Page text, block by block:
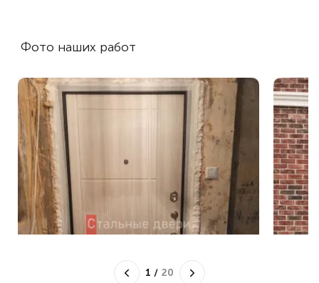
Фото наших работ
1 / 20